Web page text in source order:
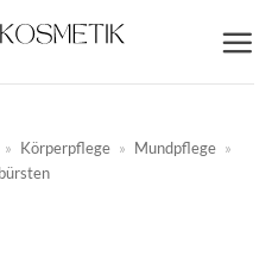
» Körperpflege » Mundpflege »